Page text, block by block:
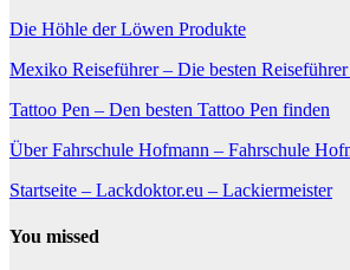
Die Höhle der Löwen Produkte
Mexiko Reiseführer – Die besten
Tattoo Pen – Den besten Tattoo Pen finden
Über Fahrschule Hofmann – Fahrschule
Startseite – Lackdoktor.eu – Lackiermeister
You missed